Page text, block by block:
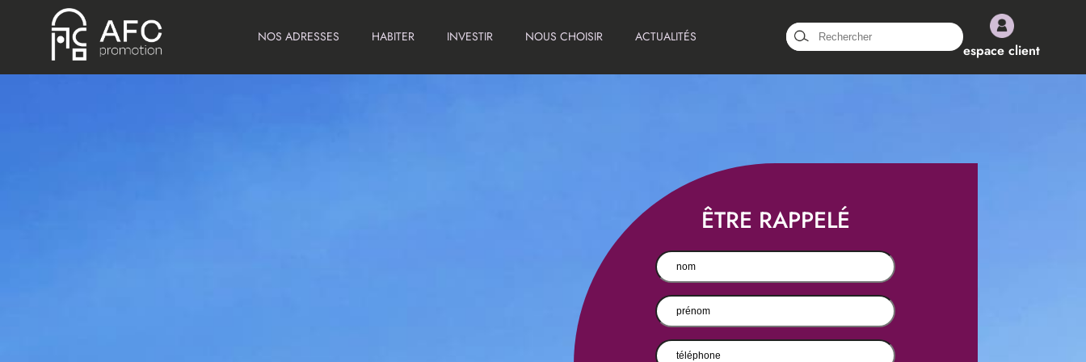
NOS ADRESSES HABITER INVESTIR NOUS CHOISIR ACTUALITÉS
Rechercher :
espace client
ÊTRE RAPPELÉ
Nom (Nécessaire)
prénom (Nécessaire)
Téléphone (Nécessaire)